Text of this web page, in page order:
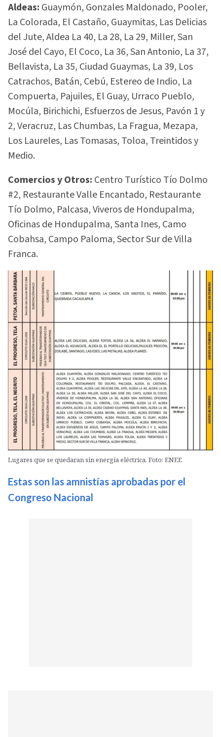
Aldeas: Guaymón, Gonzales Maldonado, Pooler,
La Colorada, El Castaño, Guaymitas, Las Delicias
del Jute, Aldea La 40, La 28, La 29, Miller, San
José del Cayo, El Coco, La 36, San Antonio, La 37,
Bellavista, La 35, Ciudad Guaymas, La 39, Los
Catrachos, Batán, Cebú, Estereo de Indio, La
Compuerta, Pajuiles, El Guay, Urraco Pueblo,
Mocúla, Birichichi, Esfuerzos de Jesus, Pavón 1 y
2, Veracruz, Las Chumbas, La Fragua, Mezapa,
Los Laureles, Las Tomasas, Toloa, Treintidos y
Medio.
Comercios y Otros: Centro Turístico Tío Dolmo
#2, Restaurante Valle Encantado, Restaurante
Tío Dolmo, Palcasa, Viveros de Hondupalma,
Oficinas de Hondupalma, Santa Ines, Camo
Cobahsa, Campo Paloma, Sector Sur de Villa
Franca.
Lugares que se quedaran sin energía eléctrica. Foto: ENEE
Estas son las amnistías aprobadas por el
Congreso Nacional